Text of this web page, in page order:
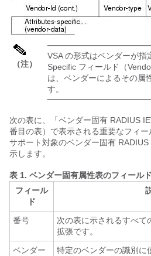
（注）
VSA の形式はベンダーが指
Specific フィールド（
は、ベンダーによるその属
す。
次の表に、「ベンダー固有 RADIUS
番目の表）で表示される重要なフィー
サポート対象のベンダー固有
示します。
表 1. ベンダー固有属性表のフィール
フィール
ド
番号
次の表に示されるすべ
拡張です。
ベンダー
特定のベンダーの識別に